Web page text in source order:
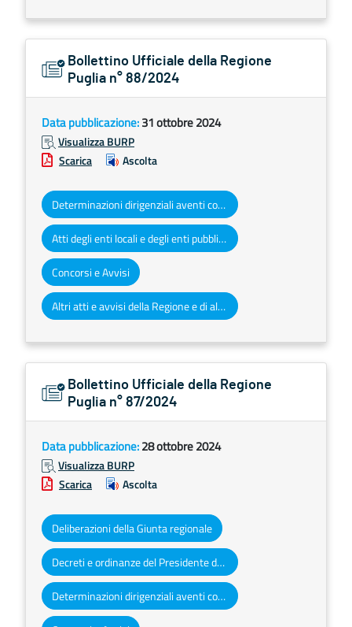
Bollettino Ufficiale della Regione
Puglia n° 88/2024
Data pubblicazione:31 ottobre 2024
Visualizza BURP
Scarica
Ascolta
Determinazioni dirigenziali aventi contenuto di interesse generale
Atti degli enti locali e degli enti pubblici e privati
Concorsi e Avvisi
Altri atti e avvisi della Regione e di altri enti pubblici che interessano la collettività regionale
Bollettino Ufficiale della Regione
Puglia n° 87/2024
Data pubblicazione:28 ottobre 2024
Visualizza BURP
Scarica
Ascolta
Deliberazioni della Giunta regionale
Decreti e ordinanze del Presidente della Giunta regionale
Determinazioni dirigenziali aventi contenuto di interesse generale